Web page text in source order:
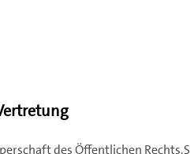
des Öffentlichen